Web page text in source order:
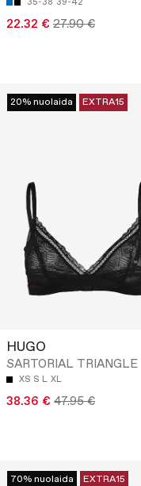
35-38 39-42
22.32 € 27.90 €
20% nuolaida EXTRA15
HUGO
SARTORIAL TRIANGLE
XS S L XL
38.36 € 47.95 €
70% nuolaida EXTRA15